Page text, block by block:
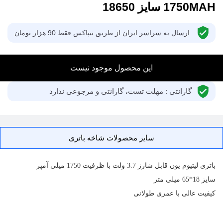
1750MAH سایز 18650
ارسال به سراسر ایران از طریق تیپاکس فقط 90 هزار تومان
این محصول موجود نیست
گارانتی : مهلت تست، گارانتی و مرجوعی ندارد
سایر محصولات شاخه باتری
باتری لیتیوم یون قابل شارژ 3.7 ولت با ظرفیت 1750 میلی آمپر
سایز 18*65 میلی متر
کیفیت عالی با عمری طولانی